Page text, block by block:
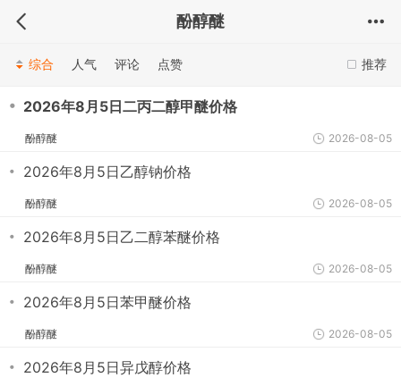
酚醇醚
推荐
综合 人气 评论 点赞
・ 2026年8月5日二丙二醇甲醚价格
酚醇醚 2026-08-05
・ 2026年8月5日乙醇钠价格
酚醇醚 2026-08-05
・ 2026年8月5日乙二醇苯醚价格
酚醇醚 2026-08-05
・ 2026年8月5日苯甲醚价格
酚醇醚 2026-08-05
・ 2026年8月5日异戊醇价格